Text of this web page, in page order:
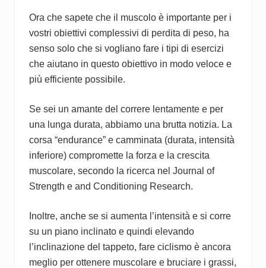
Ora che sapete che il muscolo è importante per i
vostri obiettivi complessivi di perdita di peso, ha
senso solo che si vogliano fare i tipi di esercizi
che aiutano in questo obiettivo in modo veloce e
più efficiente possibile.
Se sei un amante del correre lentamente e per
una lunga durata, abbiamo una brutta notizia. La
corsa “endurance” e camminata (durata, intensità
inferiore) compromette la forza e la crescita
muscolare, secondo la ricerca nel Journal of
Strength e and Conditioning Research.
Inoltre, anche se si aumenta l’intensità e si corre
su un piano inclinato e quindi elevando
l’inclinazione del tappeto, fare ciclismo è ancora
meglio per ottenere muscolare e bruciare i grassi,